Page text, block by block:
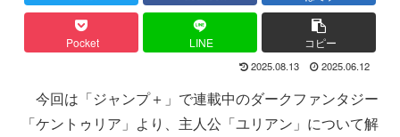
Pocket LINE コピー
2025.08.13 2025.06.12
今回は「ジャンプ＋」で連載中のダークファンタジー
「ケントゥリア」より、主人公「ユリアン」について解